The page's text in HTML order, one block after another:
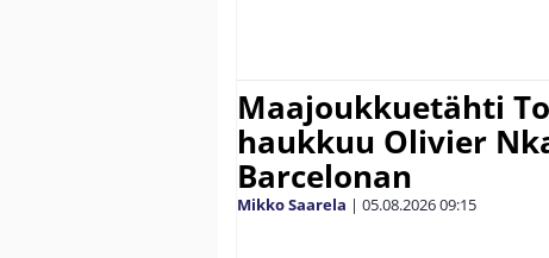
Maajoukkuetähti
haukkuu Olivier
Barcelonan
Mikko Saarela | 05.08.202609:15